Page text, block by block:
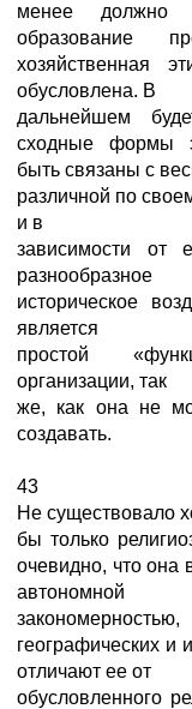
менее должно
образование
хозяйственная
обусловлена. В
дальнейшем
сходные формы
быть связаны с
различной по
и в
зависимости от
разнообразное
историческое
является
простой
организации, так
же, как она не
создавать.
43
Не существовало
бы только
очевидно, что она
автономной
географических и
отличают ее от
обусловленного